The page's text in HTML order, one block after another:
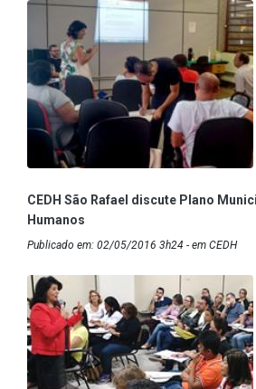
CEDH São Rafael discute Plano
Humanos
Publicado em: 02/05/2016 3h24 - em CEDH